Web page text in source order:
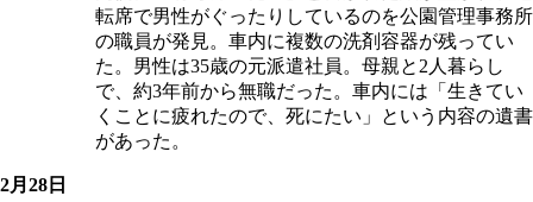
転席で男性がぐったりしているのを公園管理事務所
の職員が発見。車内に複数の洗剤容器が残ってい
た。男性は35歳の元派遣社員。母親と2人暮らし
で、約3年前から無職だった。車内には「生きてい
くことに疲れたので、死にたい」という内容の遺書
があった。
2月28日